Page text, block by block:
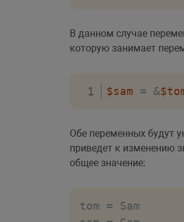
В данном случае
которую занимает
$sam = &
Обе переменных будут
приведет к изменению
общее значение:
tom = Sam